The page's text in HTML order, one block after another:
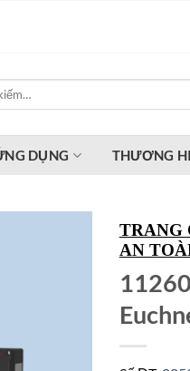
DỤNG THƯƠNG
TRANG
AN